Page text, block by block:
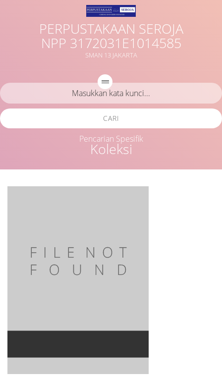
PERPUSTAKAAN SEROJA
NPP 3172031E1014585
SMAN 13 JAKARTA
Koleksi
CARI
Pencarian Spesifik